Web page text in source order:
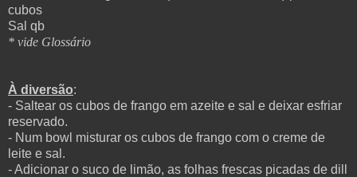
cubos
Sal qb
* vide Glossário
À diversão:
- Saltear os cubos de frango em azeite e sal e deixar esfriar
reservado.
- Num bowl misturar os cubos de frango com o creme de
leite e sal.
- Adicionar o suco de limão, as folhas frescas picadas de dill